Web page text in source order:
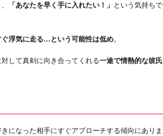
「あなたを早く手に入れたい！」 という気持ちで
ぐ浮気に走る…という可能性は低め。
して真剣に向き合ってくれる一途で情熱的な彼氏
になった相手にすぐアプローチする傾向にありま